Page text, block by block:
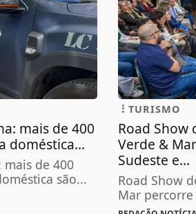
mais de 400
doméstica...
mais de 400
são...
TURISMO
Road Show
Verde &
Sudeste e...
Road Show
Mar percorre